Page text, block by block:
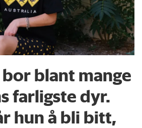
blant mange
farligste dyr.
hun å bli bitt,